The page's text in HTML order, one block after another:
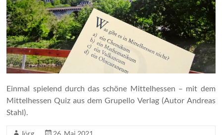
Einmal spielend durch das schöne Mittelhessen – mit dem
Mittelhessen Quiz aus dem Grupello Verlag (Autor Andreas
Stahl).
Jörg
26. Mai 2021